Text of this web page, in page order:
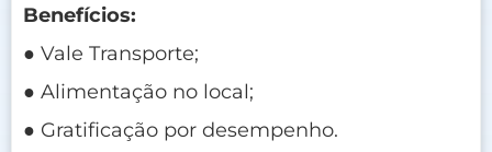
Benefícios:
● Vale Transporte;
● Alimentação no local;
● Gratificação por desempenho.